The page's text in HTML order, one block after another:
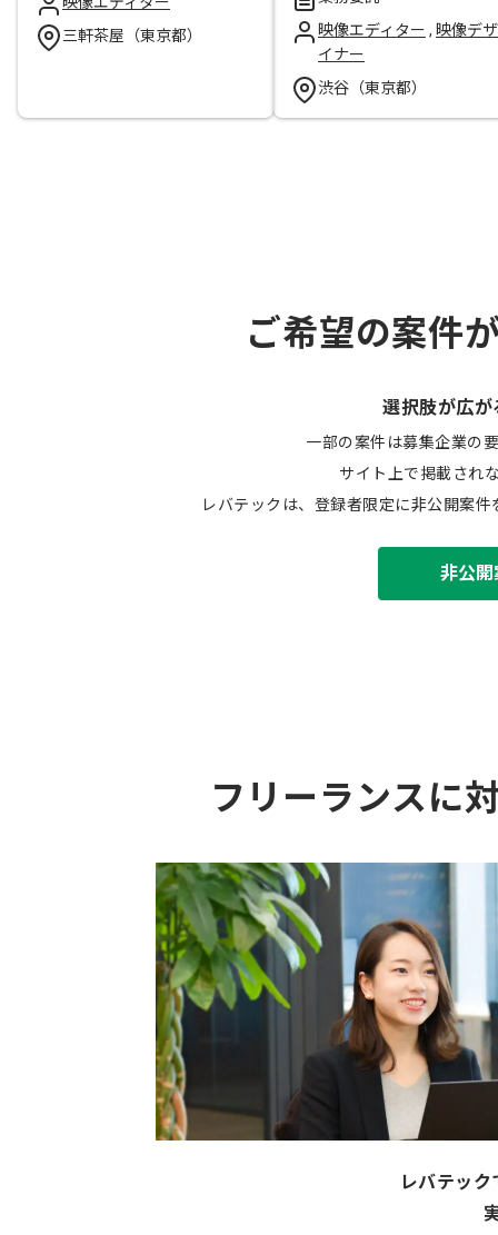
三軒茶屋（東京都）
映像エディター , 映像デザ
イナー
渋谷（東京都）
ご希望の案件
選択肢が広が
一部の案件は募集企業の
サイト上で掲載され
レバテックは、登録者限定に非公開案
非公
フリーランスに
レバテッ